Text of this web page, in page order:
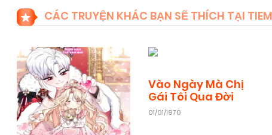
Chapter 56 05/06/2026
Chapter 54(VIP) 04/06/2026
Chapter 52(VIP) 03/06/2026
CÁC TRUYỆN KHÁC BẠN SẼ THÍCH TẠI
Vào Ngày Mà Chị
Gái Tôi Qua Đời
01/01/1970